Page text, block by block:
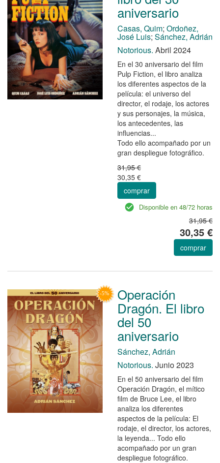
aniversario
Casas, Quim; Ordoñez,
José Luis; Sánchez, Adrián
Notorious. Abril 2024
En el 30 aniversario del film
Pulp Fiction, el libro analiza
los diferentes aspectos de la
película: el universo del
director, el rodaje, los actores
y sus personajes, la música,
los antecedentes, las
influencias...
Todo ello acompañado por un
gran despliegue fotográfico.
31,95 €
30,35 €
comprar
Disponible en 48/72 horas
31,95 €
30,35 €
comprar
Operación
Dragón. El libro
del 50
aniversario
Sánchez, Adrián
Notorious. Junio 2023
En el 50 aniversario del film
Operación Dragón, el mítico
film de Bruce Lee, el libro
analiza los diferentes
aspectos de la película: El
rodaje, el director, los actores,
la leyenda... Todo ello
acompañado por un gran
despliegue fotográfico.